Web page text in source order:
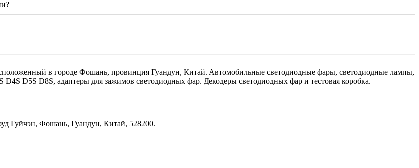
в городе Фошань, провинция Гуандун, Китай. Автомобильные светодиодные фары, светодиодные лампы,
D5S D8S, адаптеры для зажимов светодиодных фар. Декодеры светодиодных фар и тестовая коробка.
Гуйчэн, Фошань, Гуандун, Китай, 528200.